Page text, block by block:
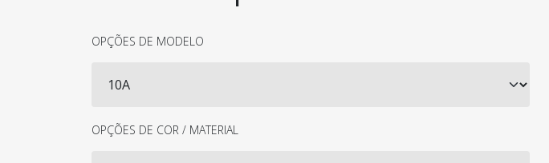
OPÇÕES DE MODELO
OPÇÕES DE COR / MATERIAL